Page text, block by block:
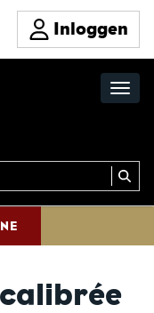
Inloggen